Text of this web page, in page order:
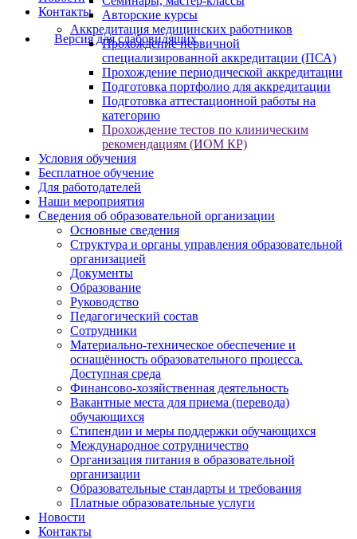
Контакты
Версия для слабовидящих
Авторские курсы
Аккредитация медицинских работников
Прохождение первичной
специализированной аккредитации (ПСА)
Прохождение периодической аккредитации
Подготовка портфолио для аккредитации
Подготовка аттестационной работы на
категорию
Прохождение тестов по клиническим
рекомендациям (ИОМ КР)
Условия обучения
Бесплатное обучение
Для работодателей
Наши мероприятия
Сведения об образовательной организации
Основные сведения
Структура и органы управления образовательной
организацией
Документы
Образование
Руководство
Педагогический состав
Сотрудники
Материально-техническое обеспечение и
оснащённость образовательного процесса.
Доступная среда
Финансово-хозяйственная деятельность
Вакантные места для приема (перевода)
обучающихся
Стипендии и меры поддержки обучающихся
Международное сотрудничество
Организация питания в образовательной
организации
Образовательные стандарты и требования
Платные образовательные услуги
Новости
Контакты